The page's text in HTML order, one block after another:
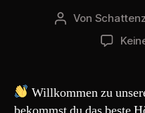
Beitragsautor
Von
Willkommen zu